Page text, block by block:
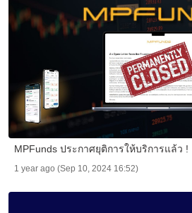
MPFunds ประกาศยุติการให้บริการแล้ว !
1 year ago (Sep 10, 2024 16:52)